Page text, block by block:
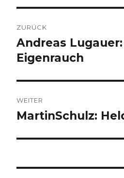
ZURÜCK
Vorheriger
Beitrag:
Andreas Lugauer:
Eigenrauch
WEITER
Nächster
MartinSchulz: